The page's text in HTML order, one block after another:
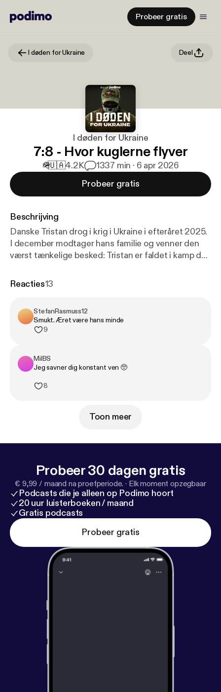
Probeer gratis
I døden for Ukraine Deel
I døden for Ukraine
7:8 - Hvor kuglerne flyver
🪖🇺🇦4.2K 1337 min · 6 apr 2026
Probeer gratis
Beschrijving
Danske Tristan drog i krig i Ukraine i efteråret 2025.
I december modtager hans familie og venner den
værst tænkelige besked: Tristan er faldet i kamp den
familie og kammerater med en dyb sorg – og et liv,
særepisode, hvor vi fortæller historien om Tristan
Carl Pedersen. Reportere og tilrettelæggelse:
Redaktør: Rune Sparre Geertsen og Troels Kingo
Ansvarshavende redaktør: Maja Mazor Producent:
Alexander Leise-Hansen Podcasten er produceret
Reacties13
StefanRasmuss12
Smukt. Æret være hans minde
9
MilBS
Jeg savner dig konstant ven 🥺
8
Toon meer
Probeer 30 dagen gratis
€ 9,99 / maand na proefperiode. · Elk moment opzegbaar
Podcasts die je alleen op Podimo hoort
20 uur luisterboeken / maand
Gratis podcasts
Probeer gratis